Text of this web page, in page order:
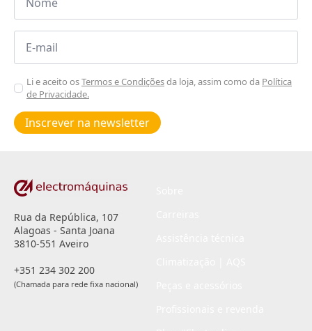
Email
Aceitar
Poiticas
de
privacidade
Li e aceito osTermos e Condiçõesda loja, assim como da Política
de Privacidade.
Inscrever na newsletter
Rua da República, 107
Alagoas - Santa Joana
3810-551 Aveiro
+351 234 302 200
(Chamada para rede fixa nacional)